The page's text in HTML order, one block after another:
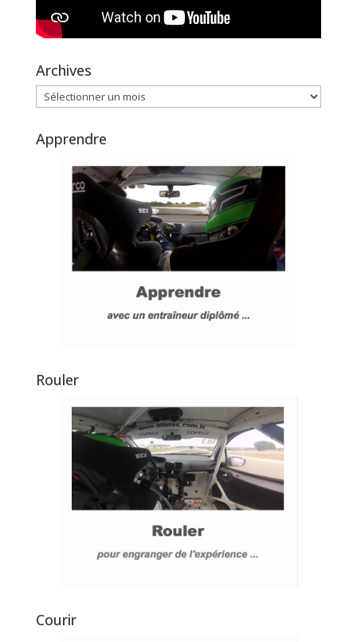
Archives
Archives
Apprendre
Rouler
Courir